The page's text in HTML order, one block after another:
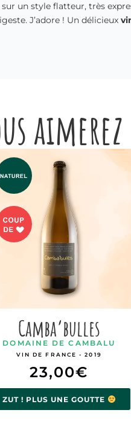
sur un style flatteur, très
J’adore ! Un délicieux
Camba’bulles
DOMAINE DE CAMBALU
VIN DE FRANCE - 2019
23,00€
ZUT ! PLUS UNE GOUTTE